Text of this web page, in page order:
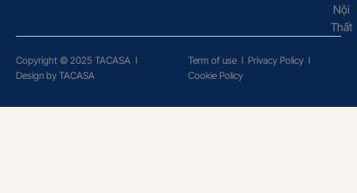
Nội
Thất
Copyright © 2025 TACASA l
Design by TACASA
Term of use l Privacy Policy l
Cookie Policy